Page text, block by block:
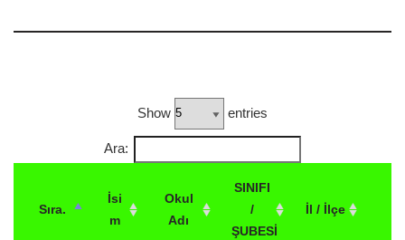
Show entries
Ara:
Sıra.
İsi
m
Okul
Adı
SINIFI
/
ŞUBESİ
İl / İlçe